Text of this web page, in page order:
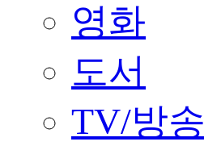
영화
도서
TV/방송